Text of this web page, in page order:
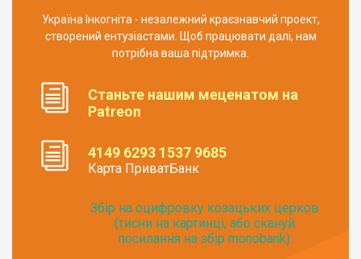
Україна Інкогніта - незалежний краєзнавчий проект,
створений ентузіастами. Щоб працювати далі, нам
потрібна ваша підтримка.
Станьте нашим меценатом на
Patreon
4149 6293 1537 9685
Карта ПриватБанк
Збір на оцифровку козацьких церков
(тисни на картинці, або скануй
посилання на збір monobank):